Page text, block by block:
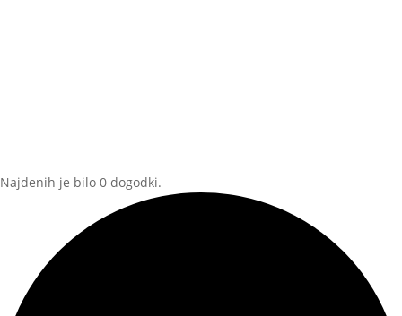
Najdenih je bilo 0 dogodki.